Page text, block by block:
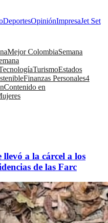
DeportesOpiniónImpresaJet Set
Mejor ColombiaSemana
TurismoEstados
Finanzas Personales4
Contenido en
a la cárcel a los
de las Farc